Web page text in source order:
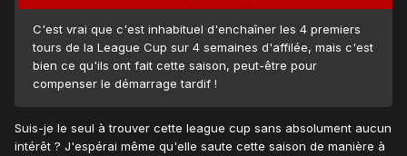
C'est vrai que c'est inhabituel d'enchaîner les 4 premiers
tours de la League Cup sur 4 semaines d'affilée, mais c'est
bien ce qu'ils ont fait cette saison, peut-être pour
compenser le démarrage tardif !
Suis-je le seul à trouver cette league cup sans absolument aucun
intérêt ? J'espérai même qu'elle saute cette saison de manière à